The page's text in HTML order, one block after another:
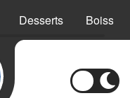
Desserts